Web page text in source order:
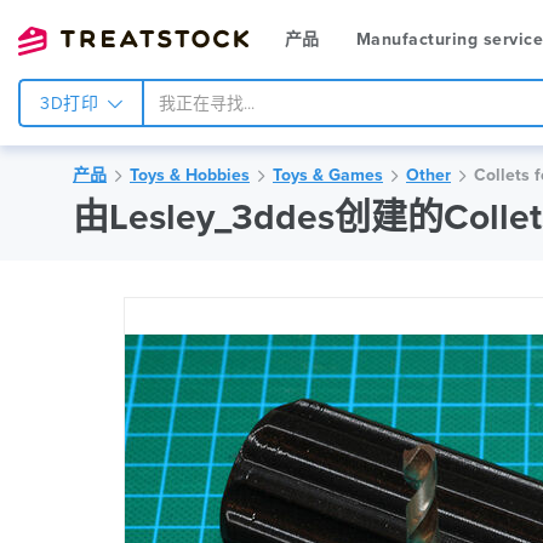
产品 Manufacturing
3D打印
产品 Toys & Hobbies Toys & Games Other Collets
由Lesley_3ddes创建的